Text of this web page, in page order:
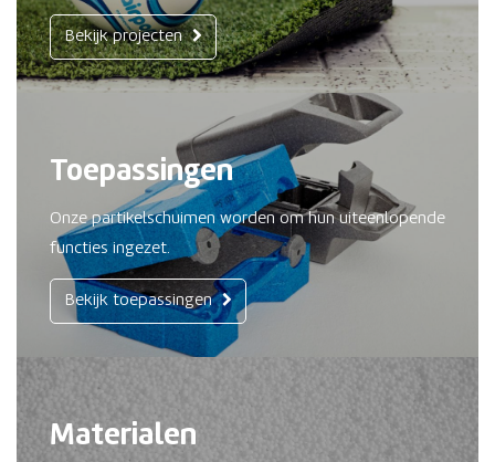
Bekijk projecten
Toepassingen
Onze partikelschuimen worden om hun uiteenlopende
functies ingezet.
Bekijk toepassingen
Materialen